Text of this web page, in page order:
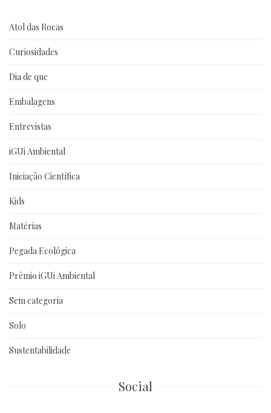
Atol das Rocas
Curiosidades
Dia de que
Embalagens
Entrevistas
iGUi Ambiental
Iniciação Científica
Kids
Matérias
Pegada Ecológica
Prêmio iGUi Ambiental
Sem categoria
Solo
Sustentabilidade
Social